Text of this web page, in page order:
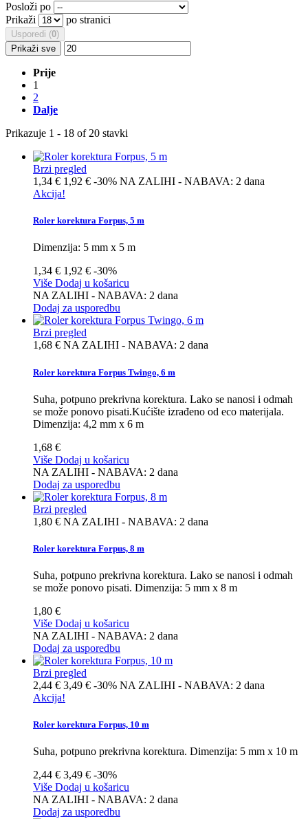
Posloži po
Prikaži
po stranici
Usporedi (0)
Prikaži sve
Prije
1
2
Dalje
Prikazuje 1 - 18 of 20 stavki
Brzi pregled
1,34 € 1,92 € -30% NA ZALIHI - NABAVA: 2 dana
Akcija!
Roler korektura Forpus, 5 m
Dimenzija: 5 mm x 5 m
1,34 € 1,92 € -30%
Više Dodaj u košaricu
NA ZALIHI - NABAVA: 2 dana
Dodaj za usporedbu
Brzi pregled
1,68 € NA ZALIHI - NABAVA: 2 dana
Roler korektura Forpus Twingo, 6 m
Suha, potpuno prekrivna korektura. Lako se nanosi i odmah
se može ponovo pisati.Kućište izrađeno od eco materijala.
Dimenzija: 4,2 mm x 6 m
1,68 €
Više Dodaj u košaricu
NA ZALIHI - NABAVA: 2 dana
Dodaj za usporedbu
Brzi pregled
1,80 € NA ZALIHI - NABAVA: 2 dana
Roler korektura Forpus, 8 m
Suha, potpuno prekrivna korektura. Lako se nanosi i odmah
se može ponovo pisati. Dimenzija: 5 mm x 8 m
1,80 €
Više Dodaj u košaricu
NA ZALIHI - NABAVA: 2 dana
Dodaj za usporedbu
Brzi pregled
2,44 € 3,49 € -30% NA ZALIHI - NABAVA: 2 dana
Akcija!
Roler korektura Forpus, 10 m
Suha, potpuno prekrivna korektura. Dimenzija: 5 mm x 10 m
2,44 € 3,49 € -30%
Više Dodaj u košaricu
NA ZALIHI - NABAVA: 2 dana
Dodaj za usporedbu